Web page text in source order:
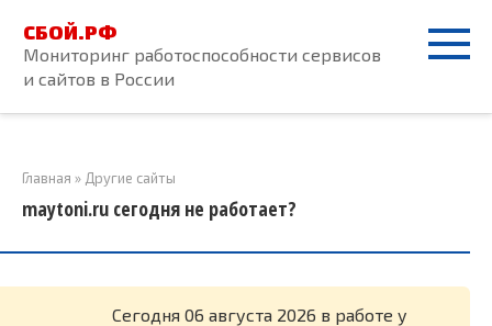
контенту
СБОЙ.РФ
Мониторинг работоспособности сервисов
и сайтов в России
Главная » Другие сайты
maytoni.ru сегодня не работает?
Cегодня 06 августа 2026 в работе у